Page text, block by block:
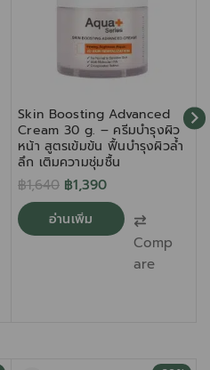
Skin Boosting Advanced
Cream 30 g. – ครีมบำรุงผิว
หน้า สูตรเข้มข้น ฟื้นบำรุงผิวล้ำ
ลึก เติมความชุ่มชื้น
฿1,640 ฿1,390
อ่านเพิ่ม
Comp
are